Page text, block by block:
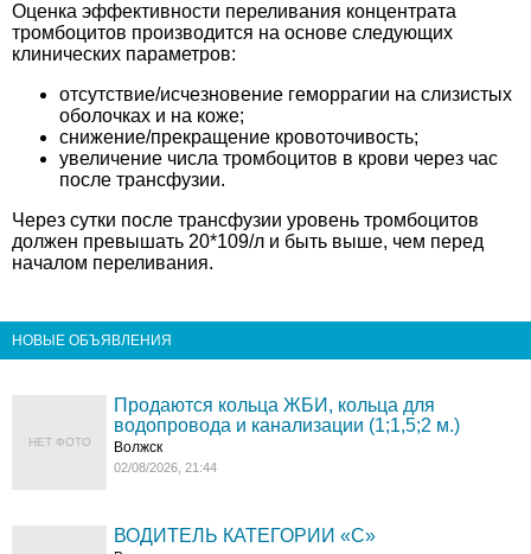
Оценка эффективности переливания концентрата
тромбоцитов производится на основе следующих
клинических параметров:
отсутствие/исчезновение геморрагии на слизистых
оболочках и на коже;
снижение/прекращение кровоточивость;
увеличение числа тромбоцитов в крови через час
после трансфузии.
Через сутки после трансфузии уровень тромбоцитов
должен превышать 20*109/л и быть выше, чем перед
началом переливания.
НОВЫЕ ОБЪЯВЛЕНИЯ
НЕТ ФОТО
Продаются кольца ЖБИ, кольца для
водопровода и канализации (1;1,5;2 м.)
Волжск
02/08/2026, 21:44
ВОДИТЕЛЬ КАТЕГОРИИ «C»